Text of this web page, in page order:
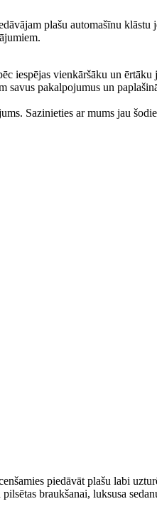
plašu automašīnu klāstu
iespējas vienkāršāku un ērtāku
pakalpojumus un
Sazinieties ar mums jau
piedāvāt plašu labi
braukšanai, luksusa